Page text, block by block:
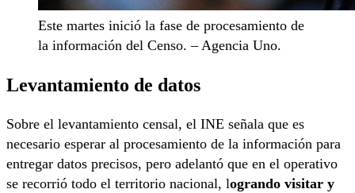
Este martes inició la fase de procesamiento de
la información del Censo. – Agencia Uno.
Levantamiento de datos
Sobre el levantamiento censal, el INE señala que es
necesario esperar al procesamiento de la información para
entregar datos precisos, pero adelantó que en el operativo
se recorrió todo el territorio nacional, logrando visitar y